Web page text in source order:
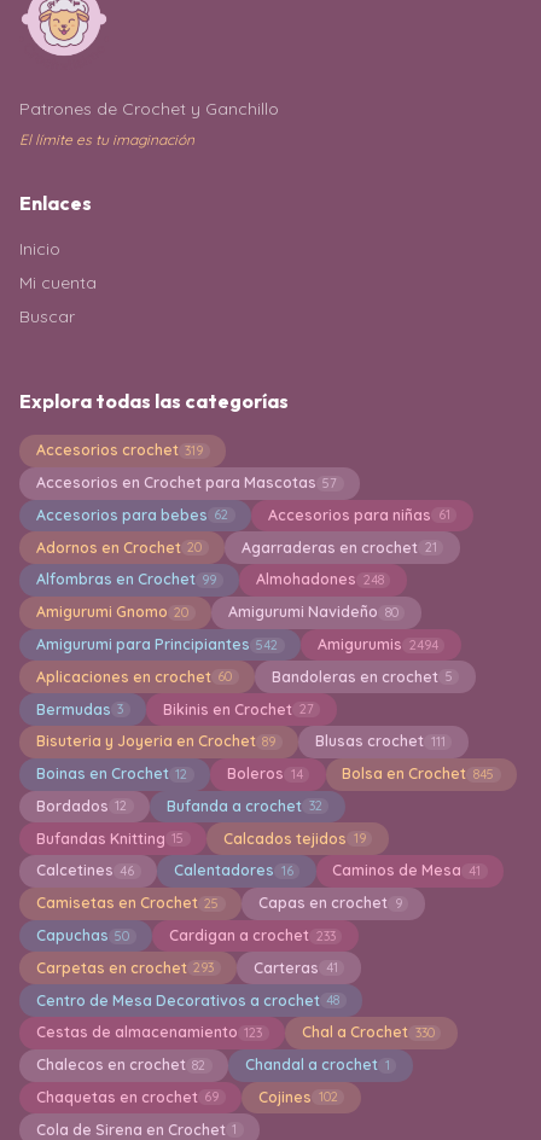
Patrones de Crochet y Ganchillo
El límite es tu imaginación
Enlaces
Inicio
Mi cuenta
Buscar
Explora todas las categorías
Accesorios crochet 319
Accesorios en Crochet para Mascotas 57
Accesorios para bebes 62 Accesorios para niñas 61
Adornos en Crochet 20 Agarraderas en crochet 21
Alfombras en Crochet 99 Almohadones 248
Amigurumi Gnomo 20 Amigurumi Navideño 80
Amigurumi para Principiantes 542 Amigurumis 2494
Aplicaciones en crochet 60 Bandoleras en crochet 5
Bermudas 3 Bikinis en Crochet 27
Bisuteria y Joyeria en Crochet 89 Blusas crochet 111
Boinas en Crochet 12 Boleros 14 Bolsa en Crochet 845
Bordados 12 Bufanda a crochet 32
Bufandas Knitting 15 Calcados tejidos 19
Calcetines 46 Calentadores 16 Caminos de Mesa 41
Camisetas en Crochet 25 Capas en crochet 9
Capuchas 50 Cardigan a crochet 233
Carpetas en crochet 293 Carteras 41
Centro de Mesa Decorativos a crochet 48
Cestas de almacenamiento 123 Chal a Crochet 330
Chalecos en crochet 82 Chandal a crochet 1
Chaquetas en crochet 69 Cojines 102
Cola de Sirena en Crochet 1